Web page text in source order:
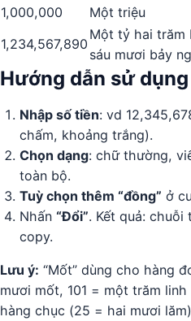
1,000,000
Một triệu
1,234,567,890
Một tỷ hai trăm
sáu mươi bảy
Hướng dẫn sử dụng
Nhập số tiền: vd
chấm, khoảng trắng).
Chọn dạng: chữ thường,
toàn bộ.
Tuỳ chọn thêm “đồng” ở
Nhấn “Đổi”. Kết quả:
copy.
Lưu ý: “Mốt” dùng cho hàng
mươi mốt, 101 = một trăm linh
hàng chục (25 = hai mươi